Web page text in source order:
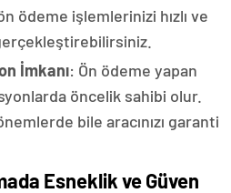
ödeme işlemlerinizi hızlı ve
İmkanı: Ön ödeme yapan
öncelik sahibi olur.
bile aracınızı garanti
Esneklik ve Güven